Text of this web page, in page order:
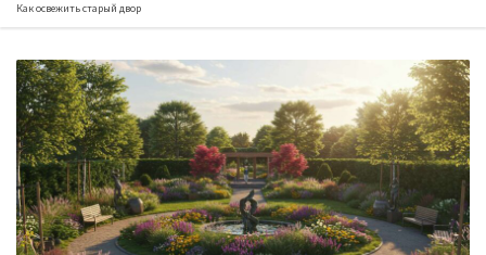
Как освежить старый двор